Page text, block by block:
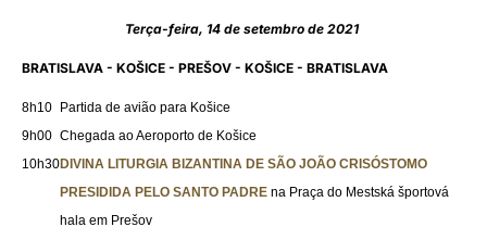
Terça-feira, 14 de setembro de 2021
BRATISLAVA - KOŠICE - PREŠOV - KOŠICE - BRATISLAVA
8h10
Partida de avião para Košice
9h00 Chegada ao Aeroporto de Košice
10h30DIVINA LITURGIA BIZANTINA DE SÃO JOÃO CRISÓSTOMO
PRESIDIDA PELO SANTO PADRE na Praça do Mestská športová
hala em Prešov